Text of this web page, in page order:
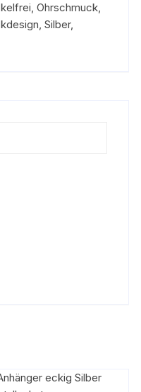
,Ohrschmuck,
,Silber,